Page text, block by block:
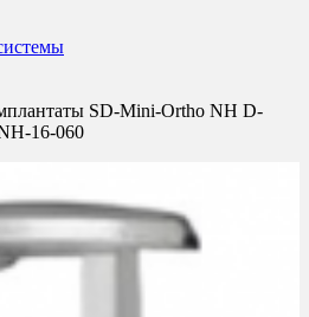
SD-Mini-Ortho NH D-
16-060